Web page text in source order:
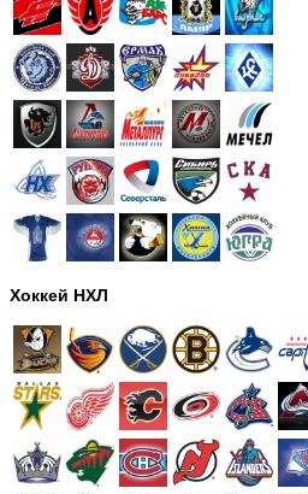
Хоккей НХЛ